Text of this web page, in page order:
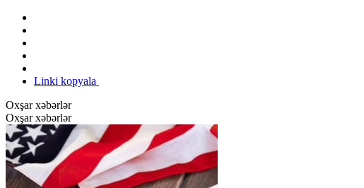
Linki kopyala
Oxşar xəbərlər
Oxşar xəbərlər